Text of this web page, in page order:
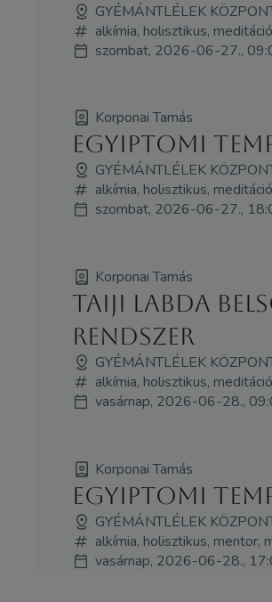
GYÉMÁNTLÉLEK
alkímia, holisztikus,
szombat, 2026-06-27.,
Korponai Tamás
Egyiptomi
GYÉMÁNTLÉLEK
alkímia, holisztikus,
szombat, 2026-06-27.,
Korponai Tamás
Taiji labda
rendszer
GYÉMÁNTLÉLEK
alkímia, holisztikus,
vasárnap, 2026-06-28.,
Korponai Tamás
Egyiptomi
GYÉMÁNTLÉLEK
alkímia, holisztikus, mentor,
vasárnap, 2026-06-28.,